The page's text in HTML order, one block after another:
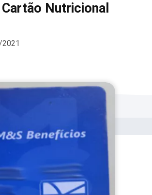
Nutricional